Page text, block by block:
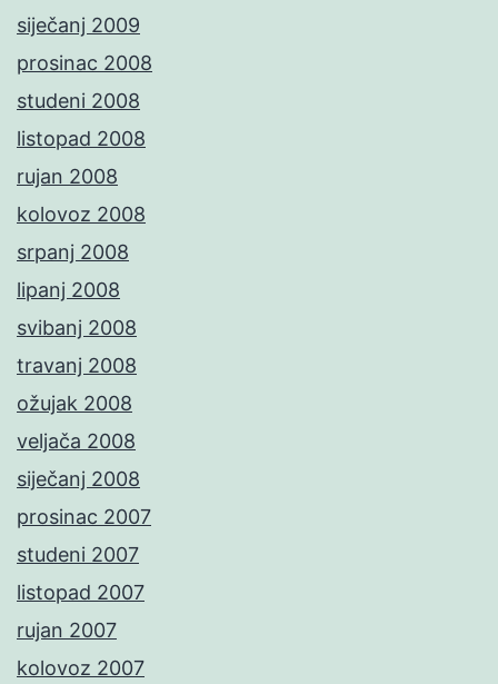
siječanj 2009
prosinac 2008
studeni 2008
listopad 2008
rujan 2008
kolovoz 2008
srpanj 2008
lipanj 2008
svibanj 2008
travanj 2008
ožujak 2008
veljača 2008
siječanj 2008
prosinac 2007
studeni 2007
listopad 2007
rujan 2007
kolovoz 2007